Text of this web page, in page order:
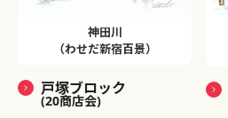
神田川
（わせだ新宿百景）
戸塚ブロック
(20商店会)